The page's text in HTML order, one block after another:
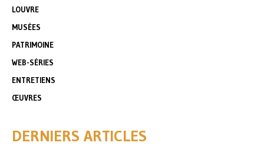
LOUVRE
MUSÉES
PATRIMOINE
WEB-SÉRIES
ENTRETIENS
ŒUVRES
DERNIERS ARTICLES